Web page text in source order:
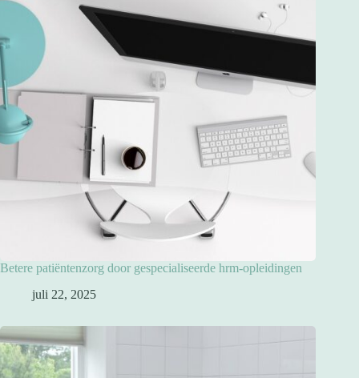
Betere patiëntenzorg door gespecialiseerde hrm-opleidingen
juli 22, 2025